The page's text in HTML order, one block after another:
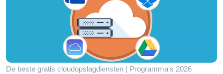
De beste gratis cloudopslagdiensten | Programma's 2026